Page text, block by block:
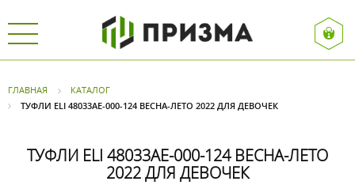
ГЛАВНАЯ
КАТАЛОГ
ТУФЛИ ELI 48033AE-000-124 ВЕСНА-ЛЕТО 2022 ДЛЯ ДЕВОЧЕК
ТУФЛИ ELI 48033AE-000-124 ВЕСНА-ЛЕТО
2022 ДЛЯ ДЕВОЧЕК